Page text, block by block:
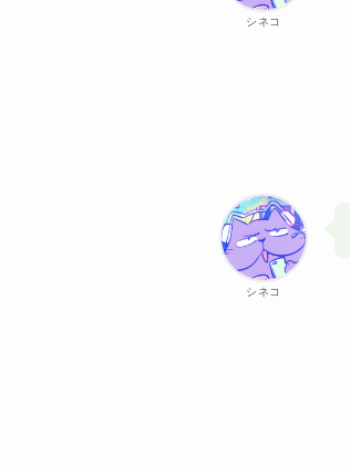
シネコ
シネコ